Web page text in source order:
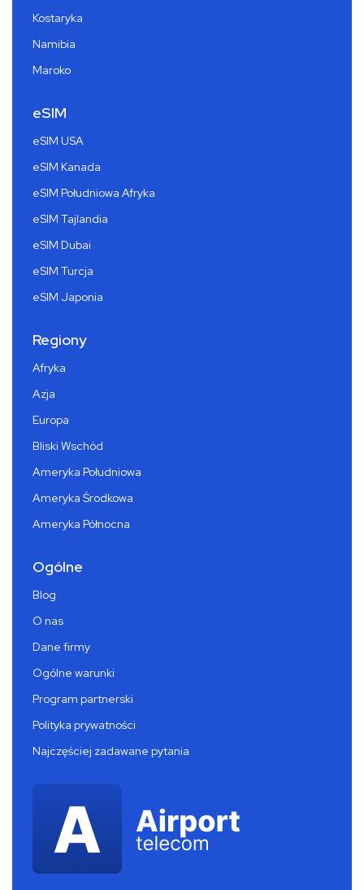
Kostaryka
Namibia
Maroko
eSIM
eSIM USA
eSIM Kanada
eSIM Południowa Afryka
eSIM Tajlandia
eSIM Dubai
eSIM Turcja
eSIM Japonia
Regiony
Afryka
Azja
Europa
Bliski Wschód
Ameryka Południowa
Ameryka Środkowa
Ameryka Północna
Ogólne
Blog
O nas
Dane firmy
Ogólne warunki
Program partnerski
Polityka prywatności
Najczęściej zadawane pytania